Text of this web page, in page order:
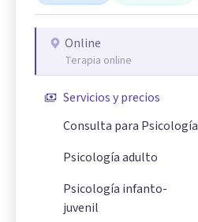
Online
Terapia online
Servicios y precios
Consulta para Psicología
Psicología adulto
Psicología infanto-
juvenil